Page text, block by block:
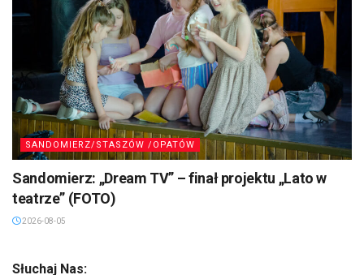
SANDOMIERZ/STASZÓW /OPATÓW
Sandomierz: „Dream TV” – finał projektu „Lato w
teatrze” (FOTO)
2026-08-05
Słuchaj Nas: